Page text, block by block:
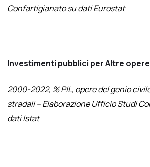
Confartigianato su dati Eurostat
Investimenti pubblici per Altre
2000-2022, % PIL, opere del genio
stradali – Elaborazione Ufficio Studi
dati Istat